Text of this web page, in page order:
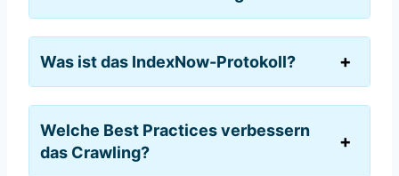
Was ist das IndexNow-Protokoll?
Welche Best Practices verbessern
das Crawling?